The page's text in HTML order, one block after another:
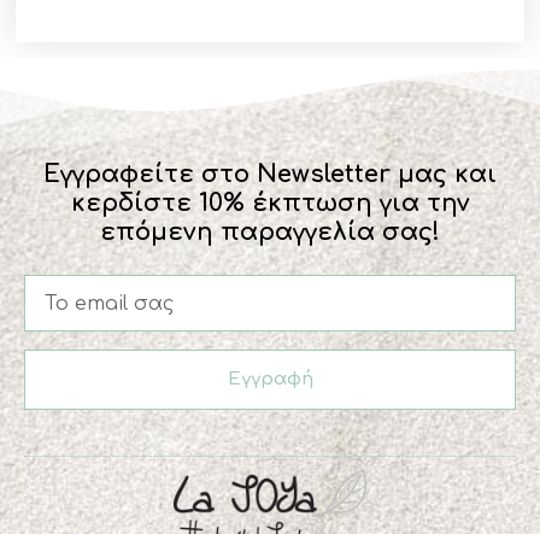
Εγγραφείτε στο Newsletter μας και
κερδίστε 10% έκπτωση για την
επόμενη παραγγελία σας!
Εγγραφή